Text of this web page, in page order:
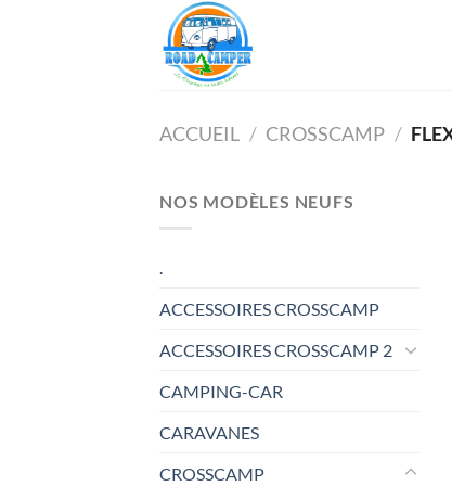
ACCUEIL / CROSSCAMP /
NOS MODÈLES NEUFS
ACCESSOIRES CROSSCAMP
ACCESSOIRES CROSSCAMP 2
CAMPING-CAR
CARAVANES
CROSSCAMP